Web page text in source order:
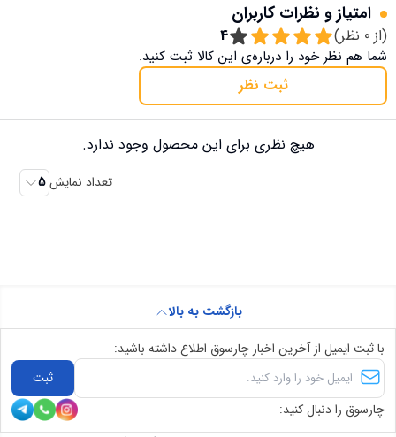
امتیاز و نظرات کاربران
(از 0 نظر) 4
شما هم نظر خود را درباره‌ی این کالا ثبت کنید.
ثبت نظر
هیچ نظری برای این محصول وجود ندارد.
تعداد نمایش 5
بازگشت به بالا
با ثبت ایمیل از آخرین اخبار چارسوق اطلاع داشته باشید:
ثبت
چارسوق را دنبال کنید: